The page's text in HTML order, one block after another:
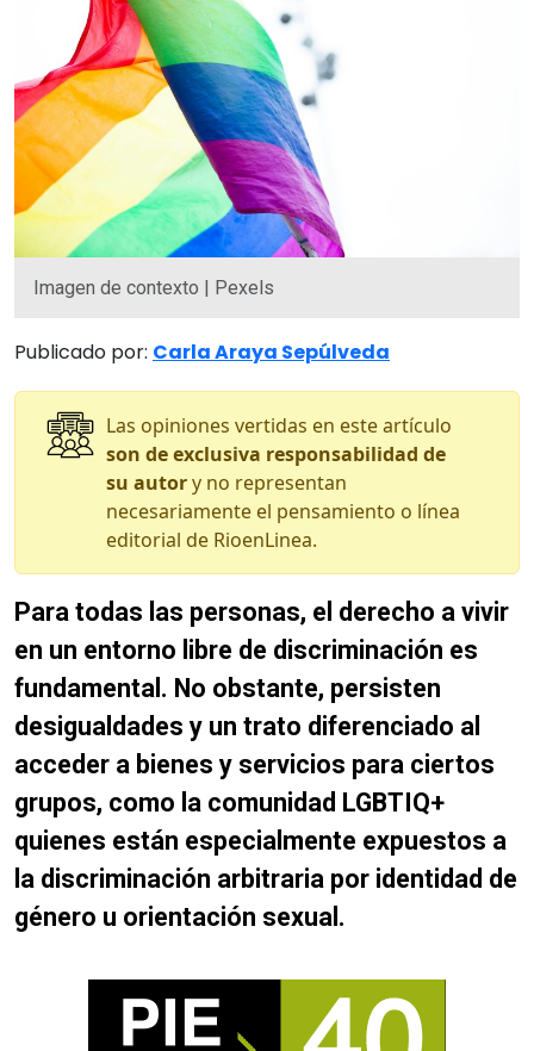
Imagen de contexto | Pexels
Publicado por: Carla Araya Sepúlveda
Las opiniones vertidas en este artículo
son de exclusiva responsabilidad de
su autory no representan
necesariamente el pensamiento o línea
editorial de RioenLinea.
Para todas las personas, el derecho a vivir
en un entorno libre de discriminación es
fundamental. No obstante, persisten
desigualdades y un trato diferenciado al
acceder a bienes y servicios para ciertos
grupos, como la comunidad LGBTIQ+
quienes están especialmente expuestos a
la discriminación arbitraria por identidad de
género u orientación sexual.